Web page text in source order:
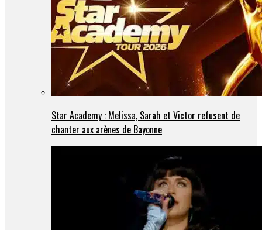
Star Academy : Melissa, Sarah et Victor refusent de
chanter aux arènes de Bayonne